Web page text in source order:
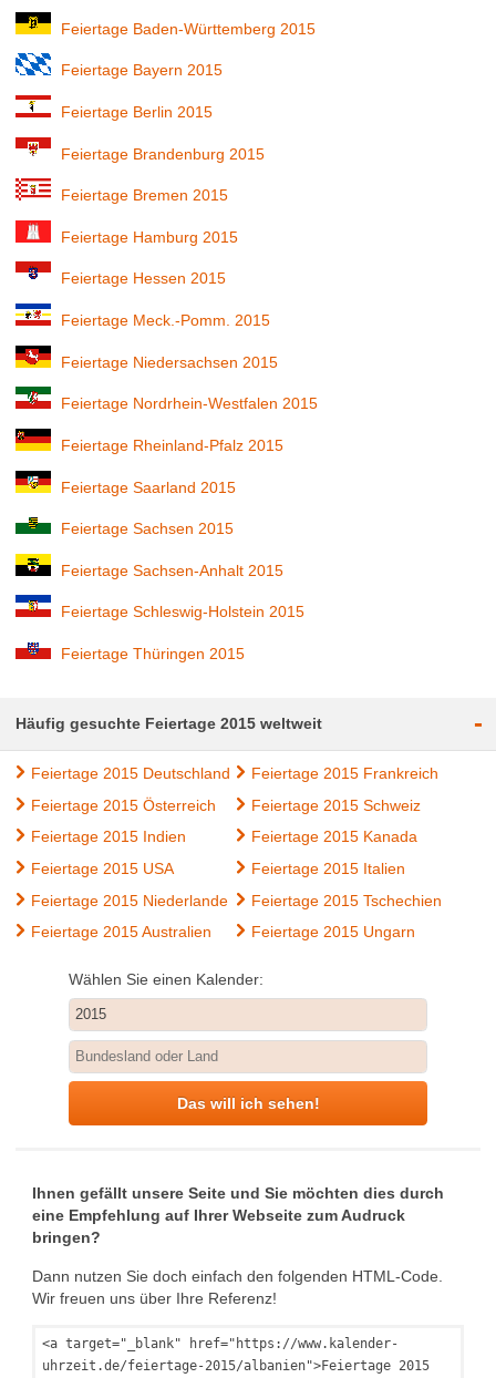
Feiertage Baden-Württemberg 2015
Feiertage Bayern 2015
Feiertage Berlin 2015
Feiertage Brandenburg 2015
Feiertage Bremen 2015
Feiertage Hamburg 2015
Feiertage Hessen 2015
Feiertage Meck.-Pomm. 2015
Feiertage Niedersachsen 2015
Feiertage Nordrhein-Westfalen 2015
Feiertage Rheinland-Pfalz 2015
Feiertage Saarland 2015
Feiertage Sachsen 2015
Feiertage Sachsen-Anhalt 2015
Feiertage Schleswig-Holstein 2015
Feiertage Thüringen 2015
Häufig gesuchte Feiertage 2015 weltweit -
Feiertage 2015 Deutschland
Feiertage 2015 Frankreich
Feiertage 2015 Österreich
Feiertage 2015 Schweiz
Feiertage 2015 Indien
Feiertage 2015 Kanada
Feiertage 2015 USA
Feiertage 2015 Italien
Feiertage 2015 Niederlande
Feiertage 2015 Tschechien
Feiertage 2015 Australien
Feiertage 2015 Ungarn
Wählen Sie einen Kalender:
Das will ich sehen!
Ihnen gefällt unsere Seite und Sie möchten dies durch
eine Empfehlung auf Ihrer Webseite zum Audruck
bringen?
Dann nutzen Sie doch einfach den folgenden HTML-Code.
Wir freuen uns über Ihre Referenz!
<a target="_blank" href="https://www.kalender-
uhrzeit.de/feiertage-2015/albanien">Feiertage 2015